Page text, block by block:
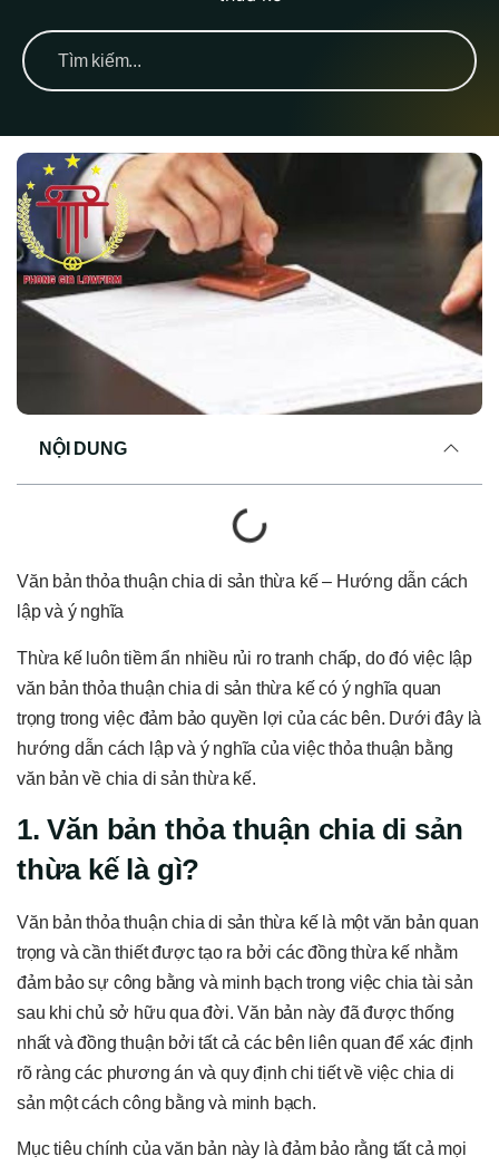
NỘI DUNG
Văn bản thỏa thuận chia di sản thừa kế – Hướng dẫn cách
lập và ý nghĩa
Thừa kế luôn tiềm ẩn nhiều rủi ro tranh chấp, do đó việc lập
văn bản thỏa thuận chia di sản thừa kế có ý nghĩa quan
trọng trong việc đảm bảo quyền lợi của các bên. Dưới đây là
hướng dẫn cách lập và ý nghĩa của việc thỏa thuận bằng
văn bản về chia di sản thừa kế.
1. Văn bản thỏa thuận chia di sản
thừa kế là gì?
Văn bản thỏa thuận chia di sản thừa kế là một văn bản quan
trọng và cần thiết được tạo ra bởi các đồng thừa kế nhằm
đảm bảo sự công bằng và minh bạch trong việc chia tài sản
sau khi chủ sở hữu qua đời. Văn bản này đã được thống
nhất và đồng thuận bởi tất cả các bên liên quan để xác định
rõ ràng các phương án và quy định chi tiết về việc chia di
sản một cách công bằng và minh bạch.
Mục tiêu chính của văn bản này là đảm bảo rằng tất cả mọi